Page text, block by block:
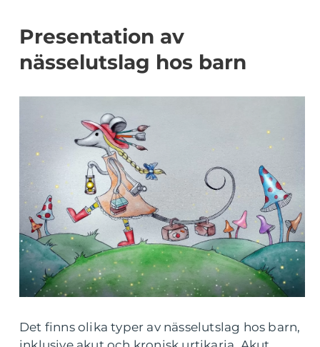
Presentation av
nässelutslag hos barn
Det finns olika typer av nässelutslag hos barn,